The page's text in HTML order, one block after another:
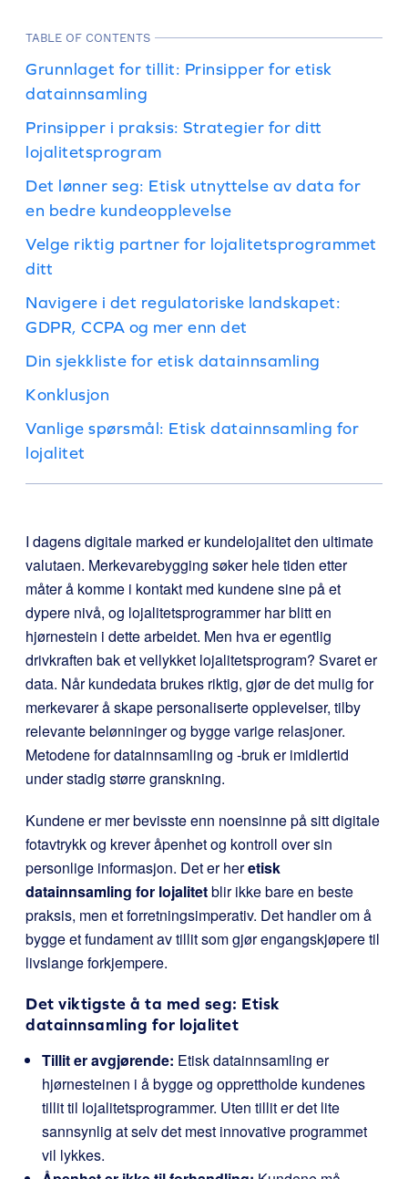
TABLE OF CONTENTS
Grunnlaget for tillit: Prinsipper for etisk
datainnsamling
Prinsipper i praksis: Strategier for ditt
lojalitetsprogram
Det lønner seg: Etisk utnyttelse av data for
en bedre kundeopplevelse
Velge riktig partner for lojalitetsprogrammet
ditt
Navigere i det regulatoriske landskapet:
GDPR, CCPA og mer enn det
Din sjekkliste for etisk datainnsamling
Konklusjon
Vanlige spørsmål: Etisk datainnsamling for
lojalitet
I dagens digitale marked er kundelojalitet den ultimate
valutaen. Merkevarebygging søker hele tiden etter
måter å komme i kontakt med kundene sine på et
dypere nivå, og lojalitetsprogrammer har blitt en
hjørnestein i dette arbeidet. Men hva er egentlig
drivkraften bak et vellykket lojalitetsprogram? Svaret er
data. Når kundedata brukes riktig, gjør de det mulig for
merkevarer å skape personaliserte opplevelser, tilby
relevante belønninger og bygge varige relasjoner.
Metodene for datainnsamling og -bruk er imidlertid
under stadig større granskning.
Kundene er mer bevisste enn noensinne på sitt digitale
fotavtrykk og krever åpenhet og kontroll over sin
personlige informasjon. Det er heretisk
datainnsamling for lojalitetblir ikke bare en beste
praksis, men et forretningsimperativ. Det handler om å
bygge et fundament av tillit som gjør engangskjøpere til
livslange forkjempere.
Det viktigste å ta med seg: Etisk
datainnsamling for lojalitet
Tillit er avgjørende: Etisk datainnsamling er
hjørnesteinen i å bygge og opprettholde kundenes
tillit til lojalitetsprogrammer. Uten tillit er det lite
sannsynlig at selv det mest innovative programmet
vil lykkes.